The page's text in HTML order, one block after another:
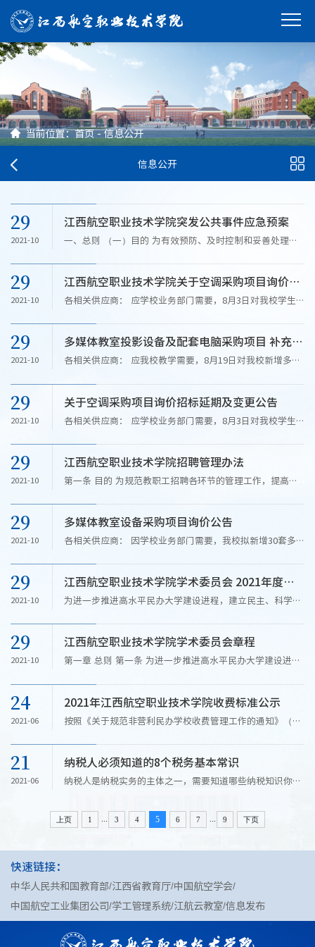
当前位置：首页-信息公开
信息公开
29
2021-10
江西航空职业技术学院突发公共事件应急预案
一、总则 （一）目的 为有效预防、及时控制和妥善处理学
高快速反应和应急处理能力，建立健全应急机制，切实保障
广大师生生命和财产安全，保证学校正常的教育教学和生活
秩序，...
29
2021-10
江西航空职业技术学院关于空调采购项目询价招标公告
各相关供应商： 应学校业务部门需要，8月3日对我校学生
采购信息于2021年7月28日在我校官网上
（https://www.jhzyedu.cn/）公告。现因在评审过程中，评
审小组认为比价条件及竞争不充分，...
29
2021-10
多媒体教室投影设备及配套电脑采购项目 补充说明及延期公告
各相关供应商： 应我校教学需要，8月19日对我校新增多媒
招标，该项目采购信息于2021年8月19日在我校官网上
（https://www.jhzyedu.cn/）公告。因8月24日有供应商在
现场勘查及答疑过程中，...
29
2021-10
关于空调采购项目询价招标延期及变更公告
各相关供应商： 应学校业务部门需要，8月3日对我校学生
采购信息于2021年7月28日在我校官网上
（https://www.jhzyedu.cn/）公告。现因在评审过程中，评
审小组认为比价条件及竞争不充分，...
29
2021-10
江西航空职业技术学院招聘管理办法
第一条 目的 为规范教职工招聘各环节的管理工作，提高教
维护聘任双方的合法权益，促进学校健康持续发展，根据
《中华人民共和国教师法》、《中华人民共和国劳动法》...
29
2021-10
多媒体教室设备采购项目询价公告
各相关供应商： 因学校业务部门需要，我校拟新增30套多
以及配套的视频线、高清线、吊装支架等，现对多媒体教室
投影设备及配套采购项目进行以公开询价招标，欢迎合格的
供应商前来投标。...
29
2021-10
江西航空职业技术学院学术委员会 2021年度工作报告
为进一步推进高水平民办大学建设进程，建立民主、科学、
互支撑、相互制衡”的关系，不断提高人才培养质量、科学
研究水平和服务社会的能力，根据《中华人民共和国高等教
育法》...
29
2021-10
江西航空职业技术学院学术委员会章程
第一章 总则 第一条 为进一步推进高水平民办大学建设进
行政权力相对独立、相互支撑、相互制衡”的关系，不断提
高人才培养质量、科学研究水平和服务社会的能力，...
24
2021-06
2021年江西航空职业技术学院收费标准公示
按照《关于规范非营利民办学校收费管理工作的通知》（赣
2021年学费标准在已印发《高中生之友（高考天地）》的基
础上进行了调整，现把我校2021年收费标准进行公示，...
21
2021-06
纳税人必须知道的8个税务基本常识
纳税人是纳税实务的主体之一，需要知道哪些纳税知识你知
有生意时要填报申报表，而没有生意或是不达起征点就无需
上页 1 3 4 5 6 7 9 下页
快速链接：
中华人民共和国教育部 江西省教育厅 中国航空学会
中国航空工业集团公司 学工管理系统 江航云教室信息发布